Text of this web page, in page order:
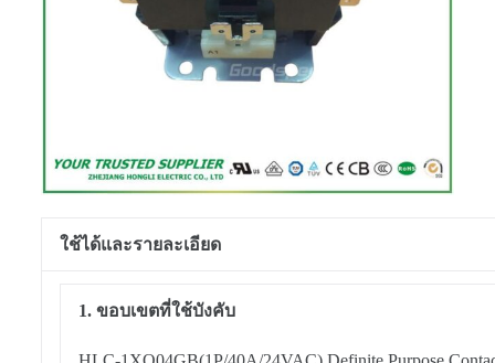
ใช้ได้และรายละเอียด
1. ขอบเขตที่ใช้บังคับ